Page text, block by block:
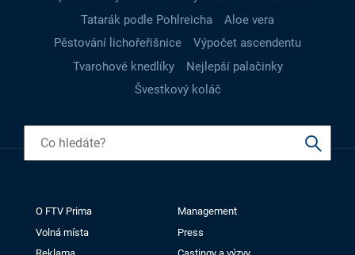
Tatarák podle Pohlreicha
Aloe vera
Pěstování lichořeřišnice
Výpočet ascendentu
Tvarohové knedlíky
Nejlepší palačinky
Švestkový koláč
O FTV Prima
Management
Volná místa
Press